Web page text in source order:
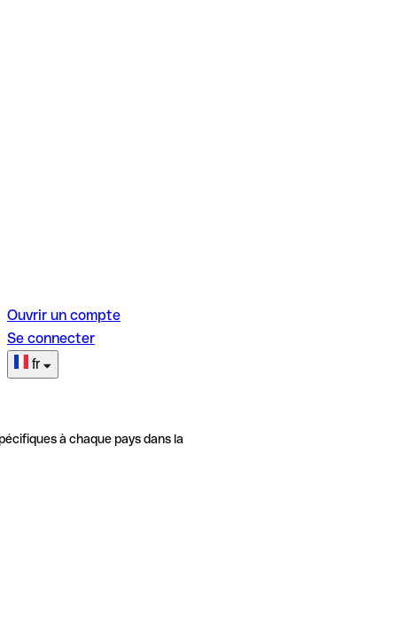
Ouvrir un compte
Se connecter
fr
à chaque pays dans la